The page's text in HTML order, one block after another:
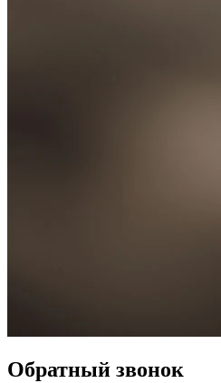
Обратный звонок